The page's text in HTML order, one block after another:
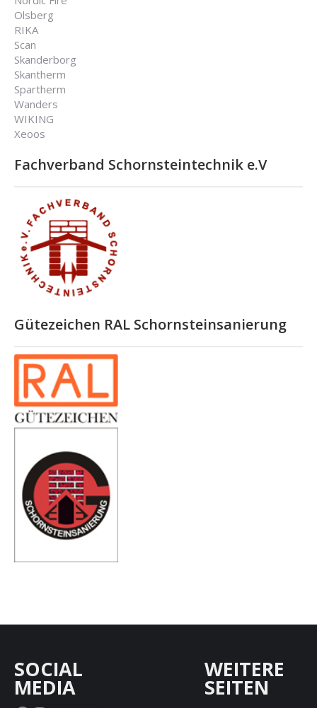
Olsberg
RIKA
Scan
Skanderborg
Skantherm
Spartherm
Wanders
WIKING
Xeoos
Fachverband Schornsteintechnik e.V
Gütezeichen RAL Schornsteinsanierung
SOCIAL
MEDIA
WEITERE
SEITEN